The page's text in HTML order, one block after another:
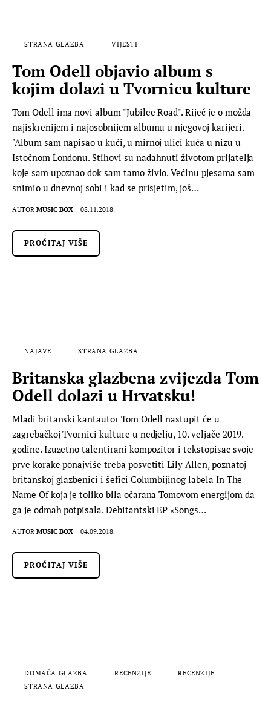
STRANA GLAZBA VIJESTI
Tom Odell objavio album s
kojim dolazi u Tvornicu kulture
Tom Odell ima novi album "Jubilee Road". Riječ je o možda
najiskrenijem i najosobnijem albumu u njegovoj karijeri.
"Album sam napisao u kući, u mirnoj ulici kuća u nizu u
Istočnom Londonu. Stihovi su nadahnuti životom prijatelja
koje sam upoznao dok sam tamo živio. Većinu pjesama sam
snimio u dnevnoj sobi i kad se prisjetim, još…
AUTOR MUSIC BOX 08.11.2018.
PROČITAJ VIŠE
NAJAVE STRANA GLAZBA
Britanska glazbena zvijezda Tom
Odell dolazi u Hrvatsku!
Mladi britanski kantautor Tom Odell nastupit će u
zagrebačkoj Tvornici kulture u nedjelju, 10. veljače 2019.
godine. Izuzetno talentirani kompozitor i tekstopisac svoje
prve korake ponajviše treba posvetiti Lily Allen, poznatoj
britanskoj glazbenici i šefici Columbijinog labela In The
Name Of koja je toliko bila očarana Tomovom energijom da
ga je odmah potpisala. Debitantski EP «Songs…
AUTOR MUSIC BOX 04.09.2018.
PROČITAJ VIŠE
DOMAĆA GLAZBA RECENZIJE
RECENZIJE
STRANA GLAZBA